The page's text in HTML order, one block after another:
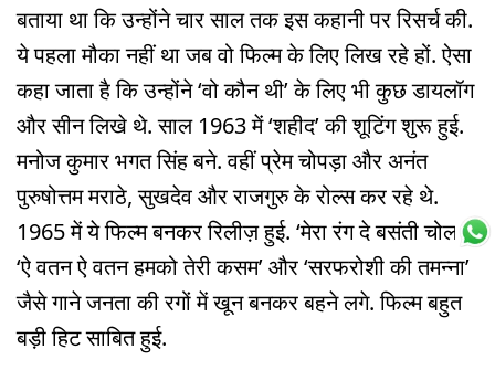
बताया था कि उन्होंने चार साल तक इस कहानी पर रिसर्च की.
ये पहला मौका नहीं था जब वो फिल्म के लिए लिख रहे हों. ऐसा
कहा जाता है कि उन्होंने ‘वो कौन थी’ के लिए भी कुछ डायलॉग
और सीन लिखे थे. साल 1963 में ‘शहीद’ की शूटिंग शुरू हुई.
मनोज कुमार भगत सिंह बने. वहीं प्रेम चोपड़ा और अनंत
पुरुषोत्तम मराठे, सुखदेव और राजगुरु के रोल्स कर रहे थे.
1965 में ये फिल्म बनकर रिलीज़ हुई. ‘मेरा रंग दे बसंती चोला’,
‘ऐ वतन ऐ वतन हमको तेरी कसम’ और ‘सरफरोशी की तमन्ना’
जैसे गाने जनता की रगों में खून बनकर बहने लगे. फिल्म बहुत
बड़ी हिट साबित हुई.